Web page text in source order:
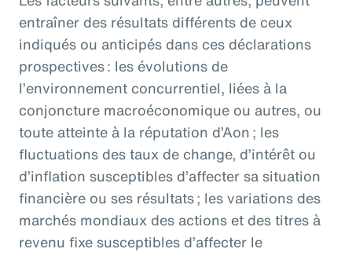
entraîner des résultats différents de ceux
indiqués ou anticipés dans ces déclarations
prospectives : les évolutions de
l’environnement concurrentiel, liées à la
conjoncture macroéconomique ou autres, ou
toute atteinte à la réputation d’Aon ; les
fluctuations des taux de change, d’intérêt ou
d’inflation susceptibles d’affecter sa situation
financière ou ses résultats ; les variations des
marchés mondiaux des actions et des titres à
revenu fixe susceptibles d’affecter le